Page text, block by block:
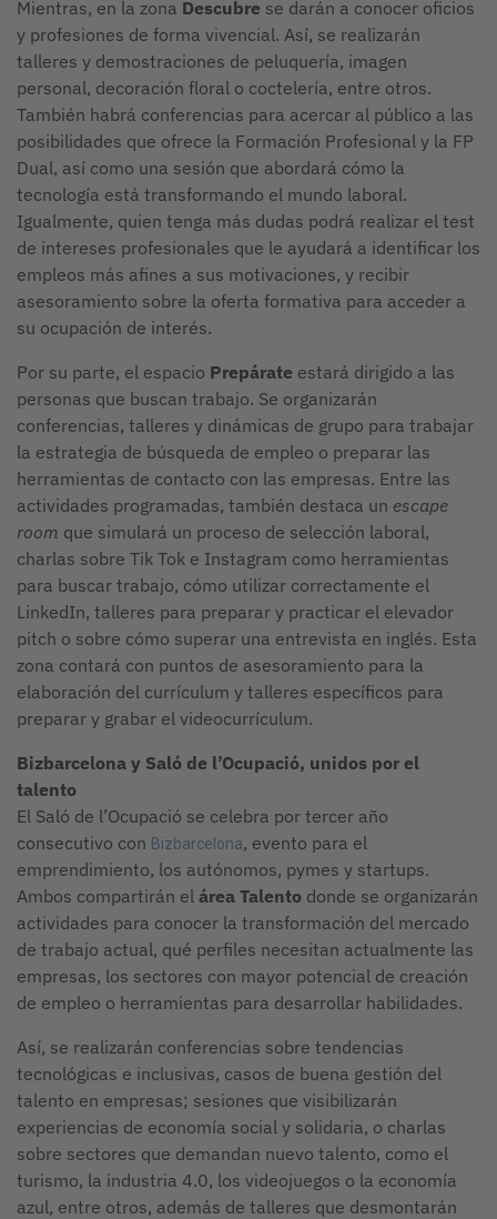
Mientras, en la zona Descubre se darán a conocer oficios
y profesiones de forma vivencial. Así, se realizarán
talleres y demostraciones de peluquería, imagen
personal, decoración floral o coctelería, entre otros.
También habrá conferencias para acercar al público a las
posibilidades que ofrece la Formación Profesional y la FP
Dual, así como una sesión que abordará cómo la
tecnología está transformando el mundo laboral.
Igualmente, quien tenga más dudas podrá realizar el test
de intereses profesionales que le ayudará a identificar los
empleos más afines a sus motivaciones, y recibir
asesoramiento sobre la oferta formativa para acceder a
su ocupación de interés.
Por su parte, el espacio Prepárate estará dirigido a las
personas que buscan trabajo. Se organizarán
conferencias, talleres y dinámicas de grupo para trabajar
la estrategia de búsqueda de empleo o preparar las
herramientas de contacto con las empresas. Entre las
actividades programadas, también destaca un escape
room que simulará un proceso de selección laboral,
charlas sobre Tik Tok e Instagram como herramientas
para buscar trabajo, cómo utilizar correctamente el
LinkedIn, talleres para preparar y practicar el elevador
pitch o sobre cómo superar una entrevista en inglés. Esta
zona contará con puntos de asesoramiento para la
elaboración del currículum y talleres específicos para
preparar y grabar el videocurrículum.
Bizbarcelona y Saló de l’Ocupació, unidos por el
talento
El Saló de l’Ocupació se celebra por tercer año
consecutivo con Bizbarcelona, ​​evento para el
emprendimiento, los autónomos, pymes y startups.
Ambos compartirán el área Talento donde se organizarán
actividades para conocer la transformación del mercado
de trabajo actual, qué perfiles necesitan actualmente las
empresas, los sectores con mayor potencial de creación
de empleo o herramientas para desarrollar habilidades.
Así, se realizarán conferencias sobre tendencias
tecnológicas e inclusivas, casos de buena gestión del
talento en empresas; sesiones que visibilizarán
experiencias de economía social y solidaria, o charlas
sobre sectores que demandan nuevo talento, como el
turismo, la industria 4.0, los videojuegos o la economía
azul, entre otros, además de talleres que desmontarán